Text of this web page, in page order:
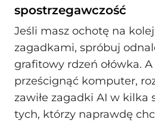
spostrzegawczość
Jeśli masz ochotę na
zagadkami, spróbuj
grafitowy rdzeń ołówka.
prześcignąć komputer,
zawiłe zagadki AI w kilka
tych, którzy naprawdę